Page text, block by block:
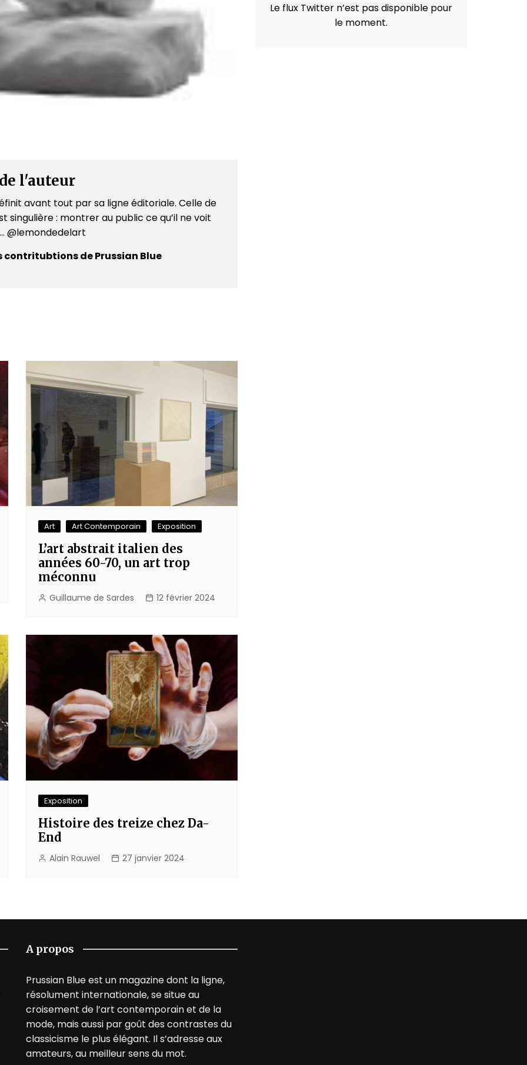
l'auteur
avant tout par sa ligne éditoriale. Celle de
singulière : montrer au public ce qu’il ne voit
@lemondedelart
contritubtions de Prussian Blue
Art Art Contemporain Exposition
L’art abstrait italien des
années 60-70, un art trop
méconnu
Guillaume de Sardes 12 février 2024
Exposition
Histoire des treize chez Da-
End
Alain Rauwel 27 janvier 2024
Le flux Twitter n’est pas disponible pour
le moment.
A propos
Prussian Blue est un magazine dont la ligne,
résolument internationale, se situe au
croisement de l’art contemporain et de la
mode, mais aussi par goût des contrastes du
classicisme le plus élégant. Il s’adresse aux
amateurs, au meilleur sens du mot.